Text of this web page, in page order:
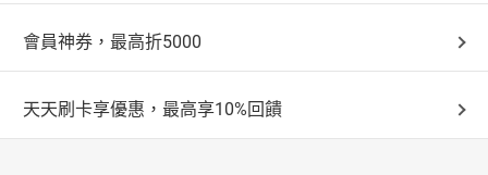
會員神券，最高折5000
天天刷卡享優惠，最高享10%回饋